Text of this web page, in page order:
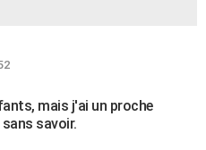
mais j'ai un proche
savoir.